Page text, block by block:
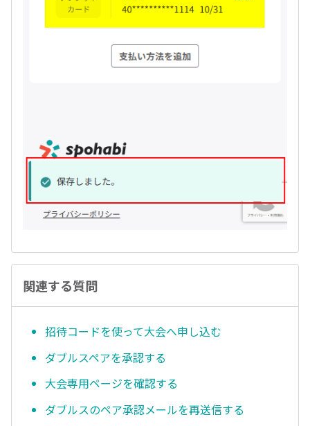
関連する質問
招待コードを使って大会へ申し込む
ダブルスペアを承認する
大会専用ページを確認する
ダブルスのペア承認メールを再送信する